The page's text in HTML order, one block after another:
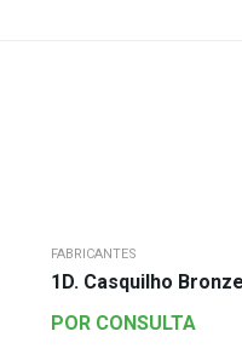
FABRICANTES
1D. Casquilho
POR CONSULTA